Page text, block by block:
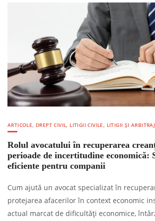
ARTICOLE, DREPT CIVIL, LITIGII CIVILE, LITIGII ȘI
Rolul avocatului în recuperarea
perioade de incertitudine
eficiente pentru companii
Cum ajută un avocat specializat în
protejarea afacerilor în context economic
actual marcat de dificultăți economice,